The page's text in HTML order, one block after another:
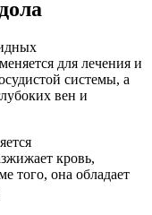
для лечения и
системы, а
вен и
кровь,
того, она обладает